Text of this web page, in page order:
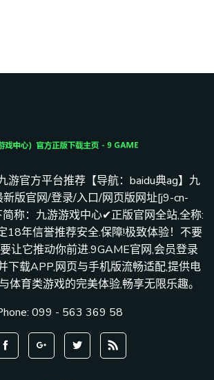
游官方平台推荐【导航：baidu典ag】九
版官网/登录/入口/网页版网址[j9-cn-
简称：九游游戏中心✔正版官网全站,全称:
18年信誉推荐安全.保障!极致体验！不要
让它推动你前进.9GAME官网,会员登录
下载APP,网页与手机版流畅适配,提供电
体育类游戏的完美体验,畅享无限乐趣。
099 - 563 369 58